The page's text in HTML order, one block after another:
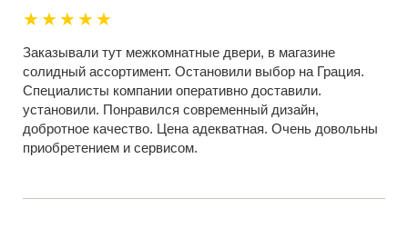
★★★★★
Заказывали тут межкомнатные двери, в магазине
солидный ассортимент. Остановили выбор на Грация.
Специалисты компании оперативно доставили.
установили. Понравился современный дизайн,
добротное качество. Цена адекватная. Очень довольны
приобретением и сервисом.